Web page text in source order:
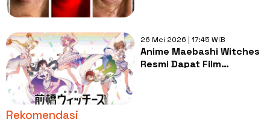
26 Mei 2026 | 17:45 WIB
Anime Maebashi Witches
Resmi Dapat Film
Rekomendasi